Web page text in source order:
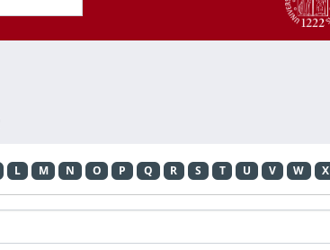
L M N O P Q R S T U V W X